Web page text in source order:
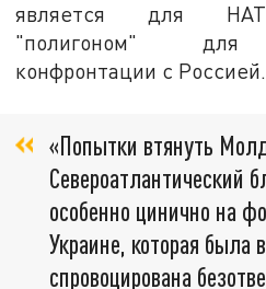
является для
"полигоном" для
конфронтации с Россией.
«Попытки втянуть
Североатлантический
особенно цинично на
Украине, которая была
спровоцирована